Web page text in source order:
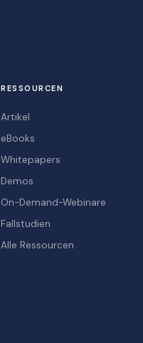
RESSOURCEN
Artikel
eBooks
Whitepapers
Demos
On-Demand-Webinare
Fallstudien
Alle Ressourcen